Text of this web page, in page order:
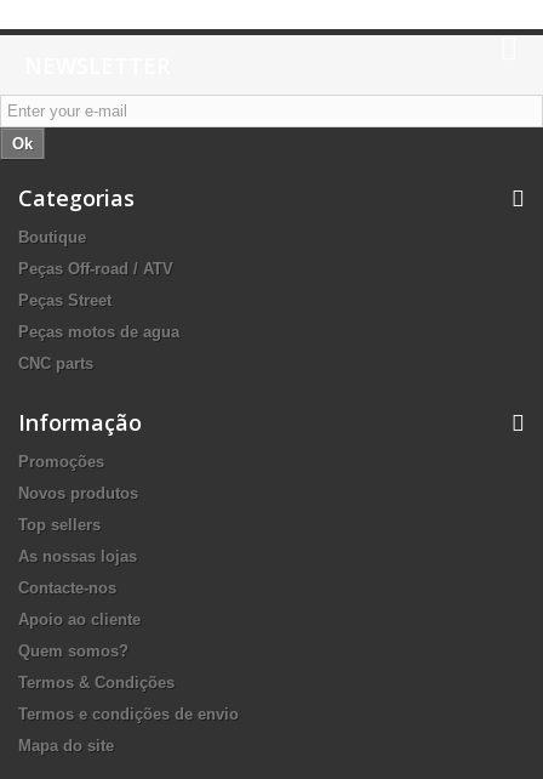
Ok
Categorias
Boutique
Peças Off-road / ATV
Peças Street
Peças motos de agua
CNC parts
Informação
Promoções
Novos produtos
Top sellers
As nossas lojas
Contacte-nos
Apoio ao cliente
Quem somos?
Termos & Condições
Termos e condições de envio
Mapa do site